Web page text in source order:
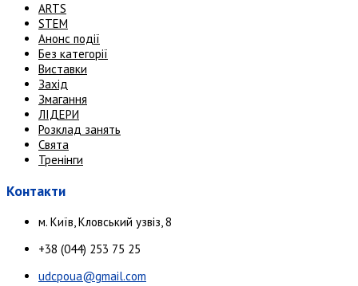
ARTS
STEM
Анонс події
Без категорії
Виставки
Захід
Змагання
ЛІДЕРИ
Розклад занять
Свята
Тренінги
Контакти
м. Київ, Кловський узвіз, 8
+38 (044) 253 75 25
udcpoua@gmail.com